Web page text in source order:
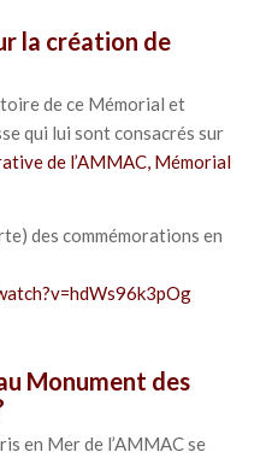
la création de
de ce Mémorial et
qui lui sont consacrés sur
de l’AMMAC, Mémorial
des commémorations en
Monument des
en Mer de l’AMMAC se